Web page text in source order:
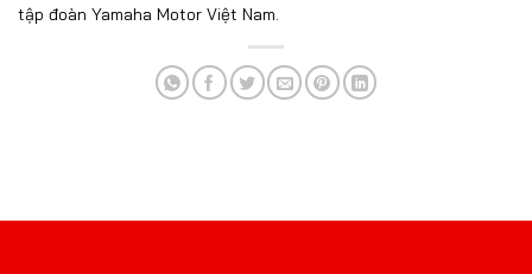
tập đoàn Yamaha Motor Việt Nam.